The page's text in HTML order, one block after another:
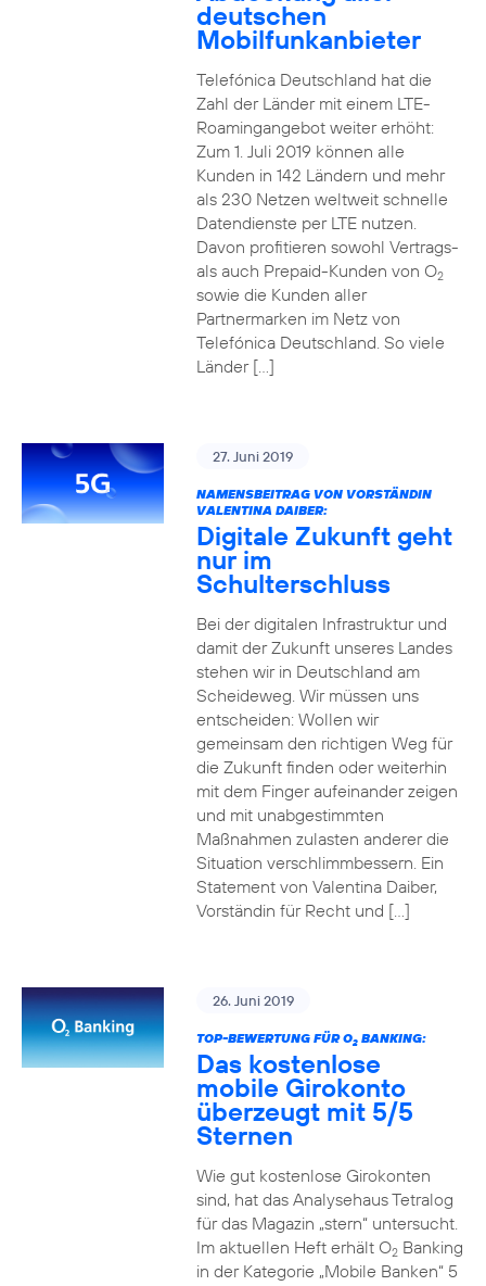
deutschen
Mobilfunkanbieter
Telefónica Deutschland hat die
Zahl der Länder mit einem LTE-
Roamingangebot weiter erhöht:
Zum 1. Juli 2019 können alle
Kunden in 142 Ländern und mehr
als 230 Netzen weltweit schnelle
Datendienste per LTE nutzen.
Davon profitieren sowohl Vertrags-
als auch Prepaid-Kunden von O2
sowie die Kunden aller
Partnermarken im Netz von
Telefónica Deutschland. So viele
Länder […]
27. Juni 2019
NAMENSBEITRAG VON VORSTÄNDIN
VALENTINA DAIBER:
Digitale Zukunft geht
nur im
Schulterschluss
Bei der digitalen Infrastruktur und
damit der Zukunft unseres Landes
stehen wir in Deutschland am
Scheideweg. Wir müssen uns
entscheiden: Wollen wir
gemeinsam den richtigen Weg für
die Zukunft finden oder weiterhin
mit dem Finger aufeinander zeigen
und mit unabgestimmten
Maßnahmen zulasten anderer die
Situation verschlimmbessern. Ein
Statement von Valentina Daiber,
Vorständin für Recht und […]
26. Juni 2019
TOP-BEWERTUNG FÜR O2BANKING:
Das kostenlose
mobile Girokonto
überzeugt mit 5/5
Sternen
Wie gut kostenlose Girokonten
sind, hat das Analysehaus Tetralog
für das Magazin „stern“ untersucht.
Im aktuellen Heft erhält O2Banking
in der Kategorie „Mobile Banken“ 5